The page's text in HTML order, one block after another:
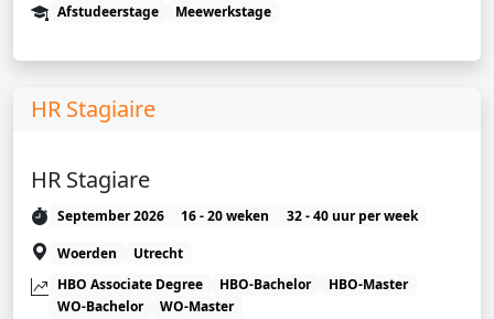
Afstudeerstage
Meewerkstage
HR Stagiaire
HR Stagiare
September 2026 16 - 20 weken
32 - 40 uur per week
Woerden
Utrecht
HBO Associate Degree
HBO-Bachelor
HBO-Master
WO-Bachelor
WO-Master